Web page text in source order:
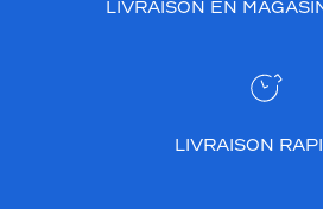
LIVRAISON EN
LIVRAISON